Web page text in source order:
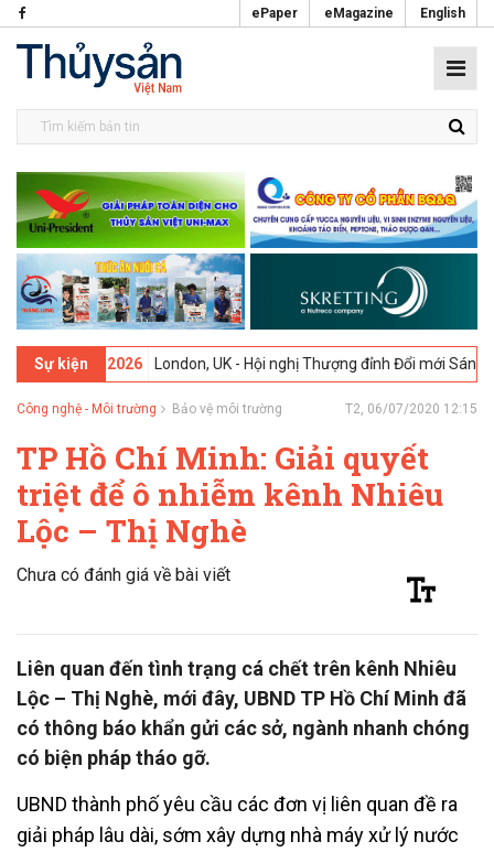
ePaper eMagazine English
Sự kiện
09-02-2026 London, UK - Hội nghị Thượng đỉnh Đổi mới Sáng tạo
Công nghệ - Môi trường Bảo vệ môi trường T2, 06/07/2020 12:15
TP Hồ Chí Minh: Giải quyết
triệt để ô nhiễm kênh Nhiêu
Lộc – Thị Nghè
Chưa có đánh giá về bài viết
Liên quan đến tình trạng cá chết trên kênh Nhiêu
Lộc – Thị Nghè, mới đây, UBND TP Hồ Chí Minh đã
có thông báo khẩn gửi các sở, ngành nhanh chóng
có biện pháp tháo gỡ.
UBND thành phố yêu cầu các đơn vị liên quan đề ra
giải pháp lâu dài, sớm xây dựng nhà máy xử lý nước